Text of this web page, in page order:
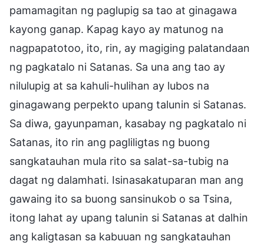
pamamagitan ng paglupig sa tao at ginagawa
kayong ganap. Kapag kayo ay matunog na
nagpapatotoo, ito, rin, ay magiging palatandaan
ng pagkatalo ni Satanas. Sa una ang tao ay
nilulupig at sa kahuli-hulihan ay lubos na
ginagawang perpekto upang talunin si Satanas.
Sa diwa, gayunpaman, kasabay ng pagkatalo ni
Satanas, ito rin ang pagliligtas ng buong
sangkatauhan mula rito sa salat-sa-tubig na
dagat ng dalamhati. Isinasakatuparan man ang
gawaing ito sa buong sansinukob o sa Tsina,
itong lahat ay upang talunin si Satanas at dalhin
ang kaligtasan sa kabuuan ng sangkatauhan